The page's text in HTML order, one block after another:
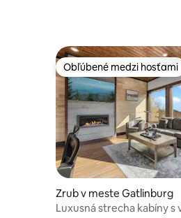
Obľúbené medzi hosťami
Obľúbené medzi hosťami
Zrub v meste Gatlinburg
Luxusná strecha kabíny s